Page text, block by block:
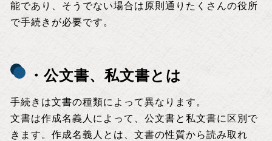
能であり、そうでない場合は原則通りたくさんの役所
で手続きが必要です。
・公文書、私文書とは
手続きは文書の種類によって異なります。
文書は作成名義人によって、公文書と私文書に区別で
きます。作成名義人とは、文書の性質から読み取れ